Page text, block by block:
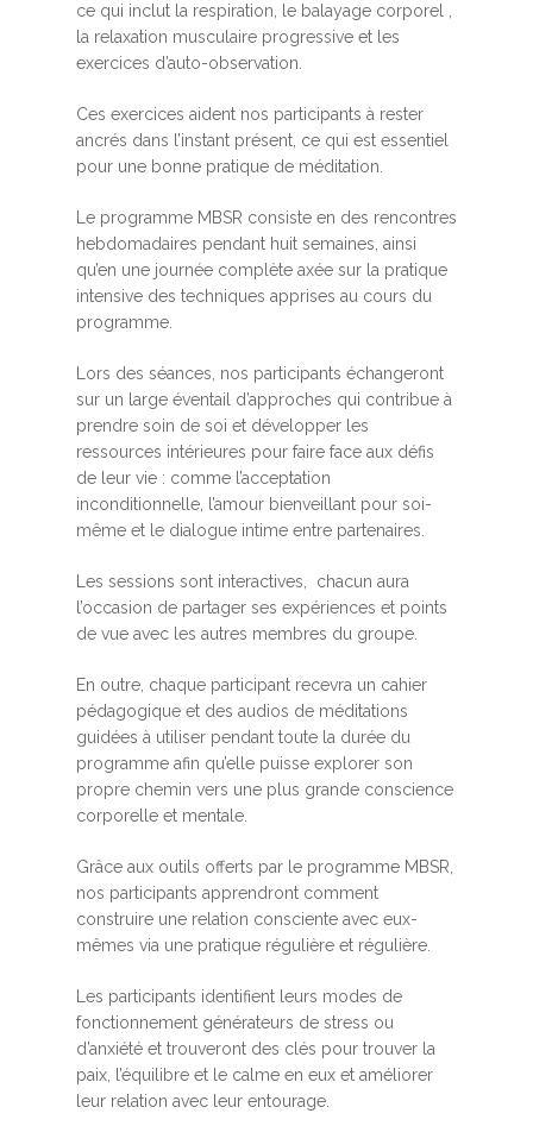
ce qui inclut la respiration, le balayage corporel ,
la relaxation musculaire progressive et les
exercices d’auto-observation.
Ces exercices aident nos participants à rester
ancrés dans l’instant présent, ce qui est essentiel
pour une bonne pratique de méditation.
Le programme MBSR consiste en des rencontres
hebdomadaires pendant huit semaines, ainsi
qu’en une journée complète axée sur la pratique
intensive des techniques apprises au cours du
programme.
Lors des séances, nos participants échangeront
sur un large éventail d’approches qui contribue à
prendre soin de soi et développer les
ressources intérieures pour faire face aux défis
de leur vie : comme l’acceptation
inconditionnelle, l’amour bienveillant pour soi-
même et le dialogue intime entre partenaires.
Les sessions sont interactives, chacun aura
l’occasion de partager ses expériences et points
de vue avec les autres membres du groupe.
En outre, chaque participant recevra un cahier
pédagogique et des audios de méditations
guidées à utiliser pendant toute la durée du
programme afin qu’elle puisse explorer son
propre chemin vers une plus grande conscience
corporelle et mentale.
Grâce aux outils offerts par le programme MBSR,
nos participants apprendront comment
construire une relation consciente avec eux-
mêmes via une pratique régulière et régulière.
Les participants identifient leurs modes de
fonctionnement générateurs de stress ou
d’anxiété et trouveront des clés pour trouver la
paix, l’équilibre et le calme en eux et améliorer
leur relation avec leur entourage.